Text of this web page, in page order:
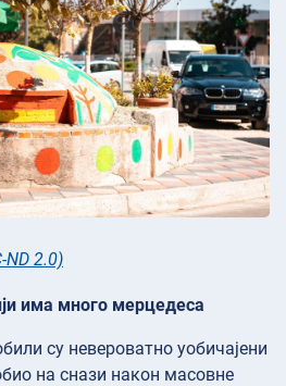
ND 2.0)
има много мерцедеса
су невероватно уобичајени
на снази након масовне